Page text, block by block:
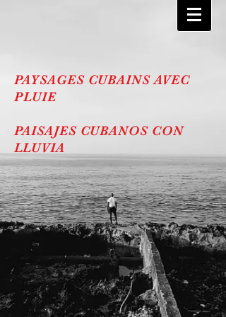
PAYSAGES CUBAINS AVEC
PLUIE
PAISAJES CUBANOS CON
LLUVIA